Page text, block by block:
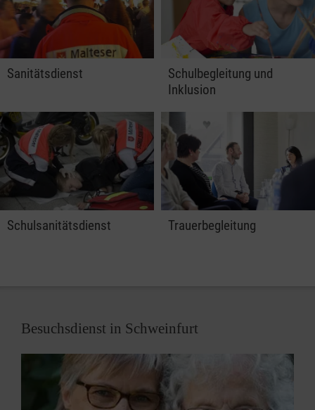
Sanitätsdienst
Schulbegleitung und
Inklusion
Schulsanitätsdienst Trauerbegleitung
Besuchsdienst in Schweinfurt